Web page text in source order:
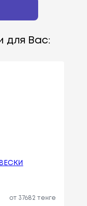
для Вас:
от 37682 тенге